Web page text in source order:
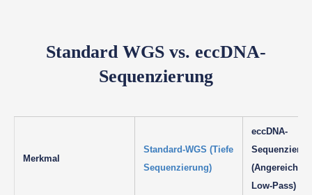
Standard WGS vs. eccDNA-
Sequenzierung
Merkmal
Standard-WGS (Tiefe
Sequenzierung)
eccDNA-
Low-Pass)